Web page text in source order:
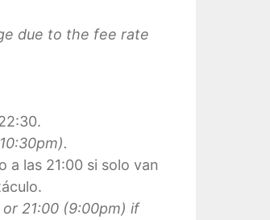
due to the fee rate
a las 21:00 si solo van
21:00 (9:00pm) if